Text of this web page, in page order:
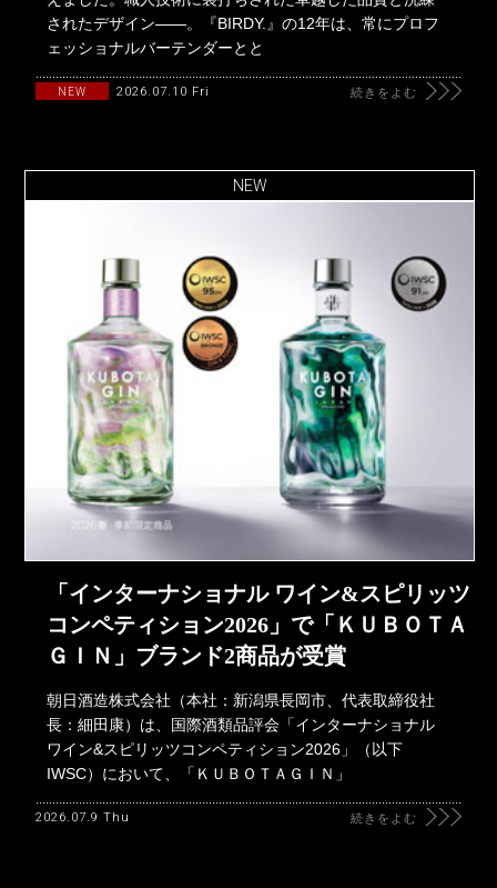
されたデザイン――。『BIRDY.』の12年は、常にプロフ
ェッショナルバーテンダーとと
NEW 2026.07.10 Fri 続きをよむ
NEW
「インターナショナル ワイン&スピリッツ
コンペティション2026」で「ＫＵＢＯＴＡ
ＧＩＮ」ブランド2商品が受賞
朝日酒造株式会社（本社：新潟県長岡市、代表取締役社
長：細田康）は、国際酒類品評会「インターナショナル
ワイン&スピリッツコンペティション2026」（以下
IWSC）において、「ＫＵＢＯＴＡＧＩＮ」
2026.07.9 Thu 続きをよむ